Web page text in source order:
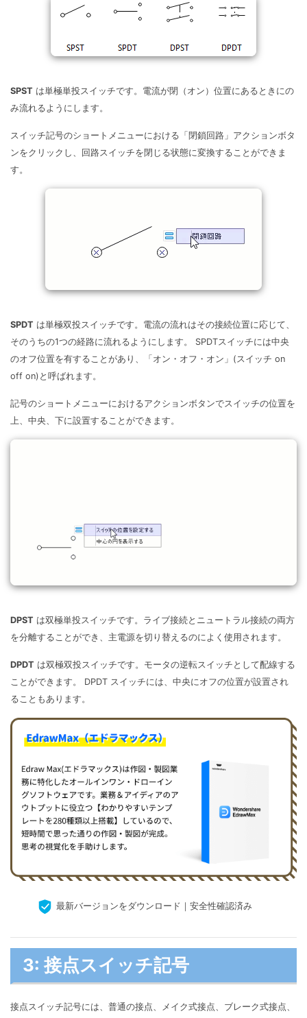
SPST は単極単投スイッチです。電流が閉（オン）位置にあるときにの
み流れるようにします。
スイッチ記号のショートメニューにおける「閉鎖回路」アクションボタ
ンをクリックし、回路スイッチを閉じる状態に変換することができま
す。
SPDT は単極双投スイッチです。電流の流れはその接続位置に応じて、
そのうちの1つの経路に流れるようにします。 SPDTスイッチには中央
のオフ位置を有することがあり、「オン・オフ・オン」(スイッチ on
off on)と呼ばれます。
記号のショートメニューにおけるアクションボタンでスイッチの位置を
上、中央、下に設置することができます。
DPST は双極単投スイッチです。ライブ接続とニュートラル接続の両方
を分離することができ、主電源を切り替えるのによく使用されます。
DPDT は双極双投スイッチです。モータの逆転スイッチとして配線する
ことができます。 DPDT スイッチには、中央にオフの位置が設置され
ることもあります。
最新バージョンをダウンロード｜安全性確認済み
3: 接点スイッチ記号
接点スイッチ記号には、普通の接点、メイク式接点、ブレーク式接点、